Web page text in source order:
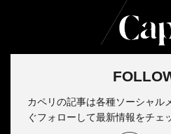
カペリの記事は各種ソーシャル
ぐフォローして最新情報をチェ